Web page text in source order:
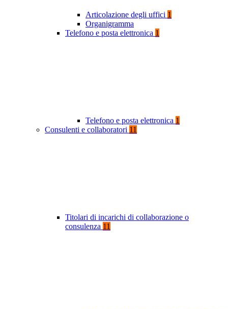
Articolazione degli uffici 1
Organigramma
Telefono e posta elettronica 1
Telefono e posta elettronica 1
Consulenti e collaboratori 11
Titolari di incarichi di collaborazione o
consulenza 11